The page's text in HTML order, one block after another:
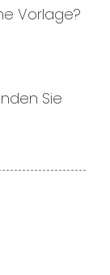
Vorlage?
Sie